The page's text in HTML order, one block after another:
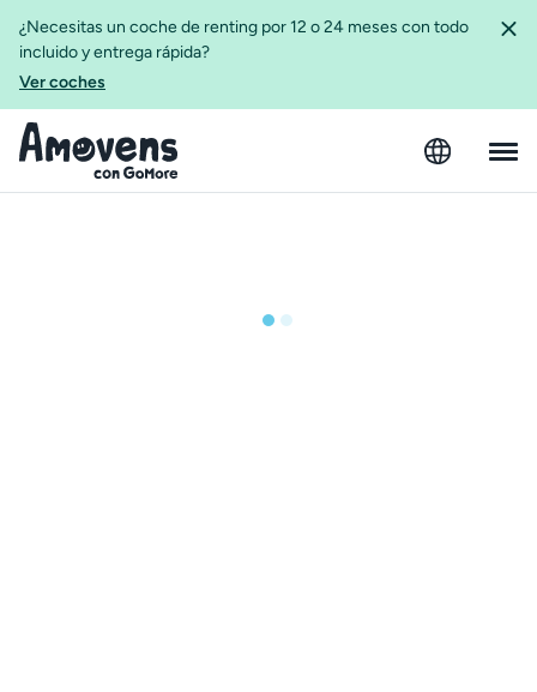
¿Necesitas un coche de renting por 12 o 24 meses con todo
incluido y entrega rápida?
Ver coches